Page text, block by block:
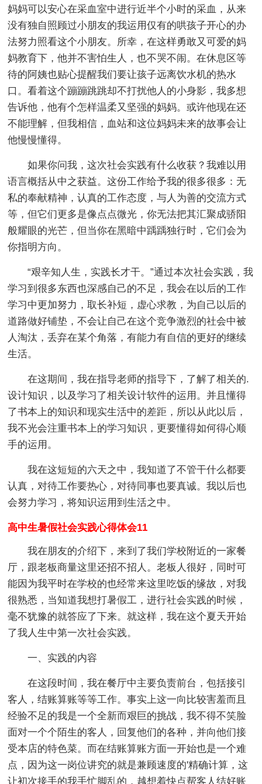
妈妈可以安心在采血室中进行近半个小时的采血，从来
没有独自照顾过小朋友的我运用仅有的哄孩子开心的办
法努力照看这个小朋友。所幸，在这样勇敢又可爱的妈
妈教育下，他并不害怕生人，也不哭不闹。在休息区等
待的阿姨也贴心提醒我们要让孩子远离饮水机的热水
口。看着这个蹦蹦跳跳却不打扰他人的小身影，我多想
告诉他，他有个怎样温柔又坚强的妈妈。或许他现在还
不能理解，但我相信，血站和这位妈妈未来的故事会让
他慢慢懂得。
如果你问我，这次社会实践有什么收获？我难以用
语言概括从中之获益。这份工作给予我的很多很多：无
私的奉献精神，认真的工作态度，与人为善的交流方式
等，但它们更多是像点点微光，你无法把其汇聚成骄阳
般耀眼的光芒，但当你在黑暗中踽踽独行时，它们会为
你指明方向。
“艰辛知人生，实践长才干。”通过本次社会实践，我
学习到很多东西也深感自己的不足，我会在以后的工作
学习中更加努力，取长补短，虚心求教，为自己以后的
道路做好铺垫，不会让自己在这个竞争激烈的社会中被
人淘汰，丢弃在某个角落，有能力有自信的更好的继续
生活。
在这期间，我在指导老师的指导下，了解了相关的.
设计知识，以及学习了相关设计软件的运用。并且懂得
了书本上的知识和现实生活中的差距，所以从此以后，
我不光会注重书本上的学习知识，更要懂得如何得心顺
手的运用。
我在这短短的六天之中，我知道了不管干什么都要
认真，对待工作要热心，对待同事也要真诚。我以后也
会努力学习，将知识运用到生活之中。
高中生暑假社会实践心得体会11
我在朋友的介绍下，来到了我们学校附近的一家餐
厅，跟老板商量这里还招不招人。老板人很好，同时可
能因为我平时在学校的也经常来这里吃饭的缘故，对我
很熟悉，当知道我想打暑假工，进行社会实践的时候，
毫不犹豫的就答应了下来。就这样，我在这个夏天开始
了我人生中第一次社会实践。
一、实践的内容
在这段时间，我在餐厅中主要负责前台，包括接引
客人，结账算账等等工作。事实上这一向比较害羞而且
经验不足的我是一个全新而艰巨的挑战，我不得不笑脸
面对一个个陌生的客人，回复他们的各种，并向他们接
受本店的特色菜。而在结账算账方面一开始也是一个难
点，因为这一岗位讲究的就是兼顾速度的'精确计算，这
让初次接手的我手忙脚乱的，越想着快点帮客人结好账